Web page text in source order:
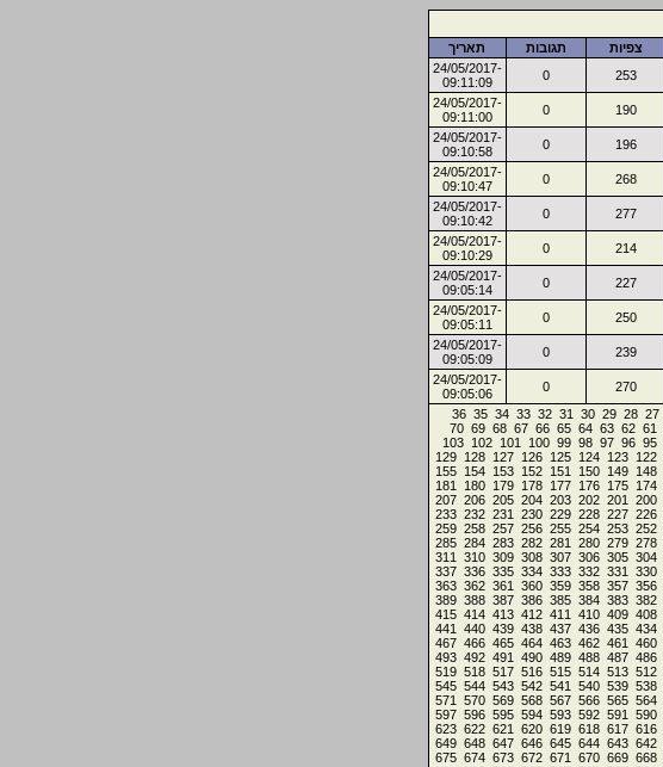
צפיות תגובות
תאריך
253
0
24/05/2017-
09:11:09
190
0
24/05/2017-
09:11:00
196
0
24/05/2017-
09:10:58
268
0
24/05/2017-
09:10:47
277
0
24/05/2017-
09:10:42
214
0
24/05/2017-
09:10:29
227
0
24/05/2017-
09:05:14
250
0
24/05/2017-
09:05:11
239
0
24/05/2017-
09:05:09
270
0
24/05/2017-
09:05:06
27
28
29
30
31
32
33
34
35
36
61
62
63
64
65
66
67
68
69
70
95
96
97
98
99
100
101
102
103
122
123
124
125
126
127
128
129
148
149
150
151
152
153
154
155
174
175
176
177
178
179
180
181
200
201
202
203
204
205
206
207
226
227
228
229
230
231
232
233
252
253
254
255
256
257
258
259
278
279
280
281
282
283
284
285
304
305
306
307
308
309
310
311
330
331
332
333
334
335
336
337
356
357
358
359
360
361
362
363
382
383
384
385
386
387
388
389
408
409
410
411
412
413
414
415
434
435
436
437
438
439
440
441
460
461
462
463
464
465
466
467
486
487
488
489
490
491
492
493
512
513
514
515
516
517
518
519
538
539
540
541
542
543
544
545
564
565
566
567
568
569
570
571
590
591
592
593
594
595
596
597
616
617
618
619
620
621
622
623
642
643
644
645
646
647
648
649
668
669
670
671
672
673
674
675